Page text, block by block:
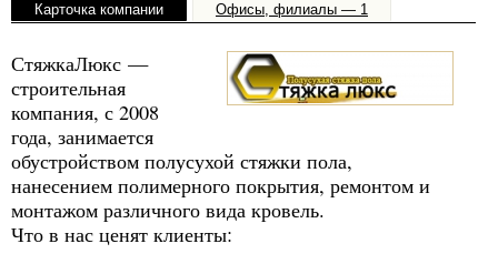
Карточка компании Офисы, филиалы — 1
СтяжкаЛюкс —
строительная
компания, с 2008
года, занимается
обустройством полусухой стяжки пола,
нанесением полимерного покрытия, ремонтом и
монтажом различного вида кровель.
Что в нас ценят клиенты: